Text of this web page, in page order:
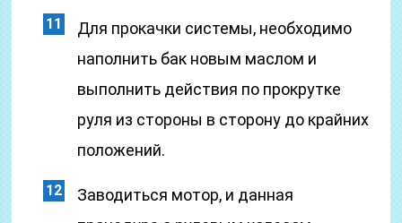
Для прокачки системы, необходимо
наполнить бак новым маслом и
выполнить действия по прокрутке
руля из стороны в сторону до крайних
положений.
Заводиться мотор, и данная